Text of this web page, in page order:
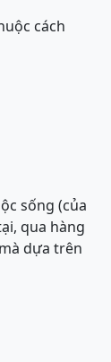
cách
sống (của
qua hàng
dựa trên